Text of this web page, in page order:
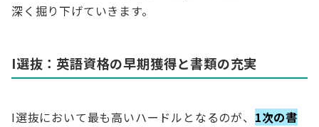
深く掘り下げていきます。
I選抜：英語資格の早期獲得と書類の充実
I選抜において最も高いハードルとなるのが、 1次の書